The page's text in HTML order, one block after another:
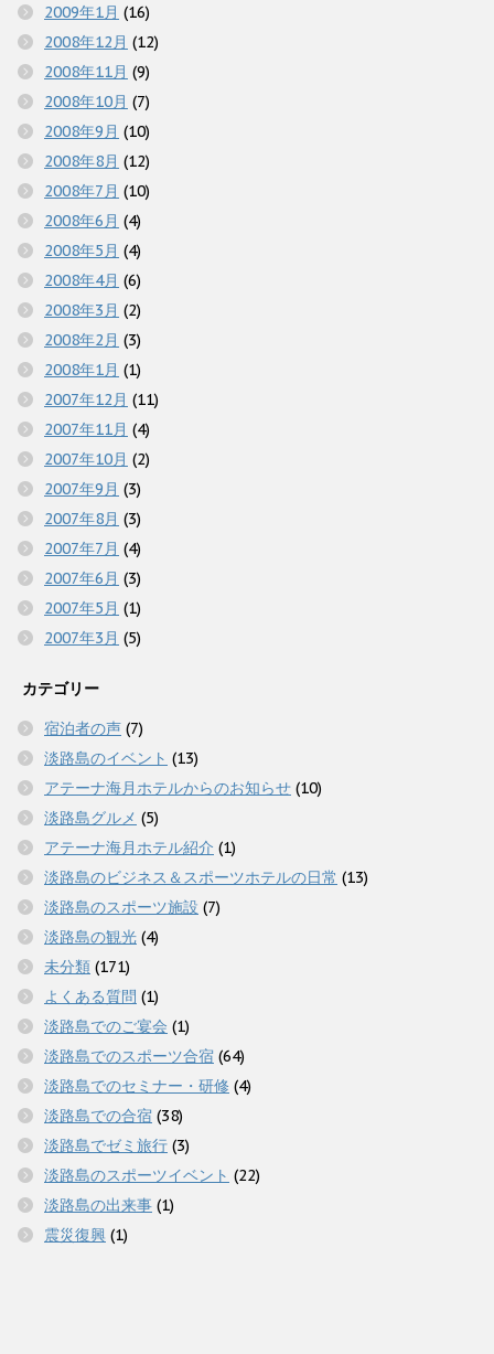
2009年1月 (16)
2008年12月 (12)
2008年11月 (9)
2008年10月 (7)
2008年9月 (10)
2008年8月 (12)
2008年7月 (10)
2008年6月 (4)
2008年5月 (4)
2008年4月 (6)
2008年3月 (2)
2008年2月 (3)
2008年1月 (1)
2007年12月 (11)
2007年11月 (4)
2007年10月 (2)
2007年9月 (3)
2007年8月 (3)
2007年7月 (4)
2007年6月 (3)
2007年5月 (1)
2007年3月 (5)
カテゴリー
宿泊者の声 (7)
淡路島のイベント (13)
アテーナ海月ホテルからのお知らせ (10)
淡路島グルメ (5)
アテーナ海月ホテル紹介 (1)
淡路島のビジネス＆スポーツホテルの日常 (13)
淡路島のスポーツ施設 (7)
淡路島の観光 (4)
未分類 (171)
よくある質問 (1)
淡路島でのご宴会 (1)
淡路島でのスポーツ合宿 (64)
淡路島でのセミナー・研修 (4)
淡路島での合宿 (38)
淡路島でゼミ旅行 (3)
淡路島のスポーツイベント (22)
淡路島の出来事 (1)
震災復興 (1)